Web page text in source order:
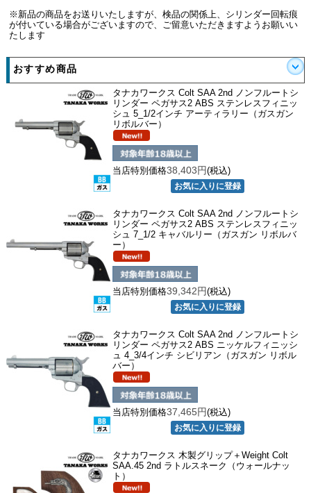
※新品の商品をお送りいたしますが、検品の関係上、シリンダー回転痕
が付いている場合がございますので、ご留意いただきますようお願いい
たします
おすすめ商品
タナカワークス Colt SAA 2nd ノンフルートシ
リンダー ペガサス2 ABS ステンレスフィニッ
シュ 5_1/2インチ アーティラリー（ガスガン
リボルバー）
当店特別価格38,403円(税込)
タナカワークス Colt SAA 2nd ノンフルートシ
リンダー ペガサス2 ABS ステンレスフィニッ
シュ 7_1/2 キャバルリー（ガスガン リボルバ
ー）
当店特別価格39,342円(税込)
タナカワークス Colt SAA 2nd ノンフルートシ
リンダー ペガサス2 ABS ニッケルフィニッシ
ュ 4_3/4インチ シビリアン（ガスガン リボル
バー）
当店特別価格37,465円(税込)
タナカワークス 木製グリップ＋Weight Colt
SAA.45 2nd ラトルスネーク（ウォールナッ
ト）